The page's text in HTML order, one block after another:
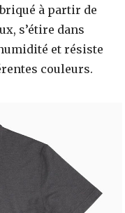
à partir de
s’étire dans
et résiste
couleurs.